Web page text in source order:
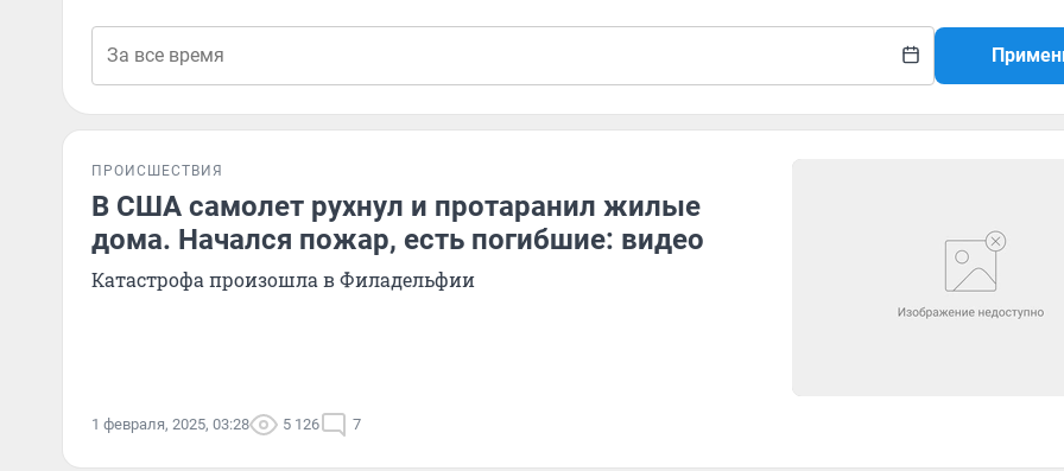
ПРОИСШЕСТВИЯ
В США самолет рухнул и протаранил жилые
дома. Начался пожар, есть погибшие: видео
Катастрофа произошла в Филадельфии
1 февраля, 2025, 03:28 5 126 7